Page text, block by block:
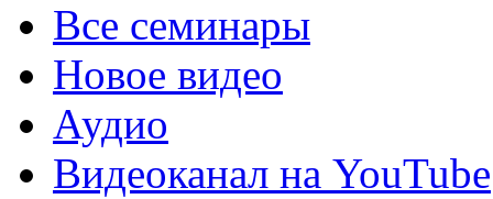
Все семинары
Новое видео
Аудио
Видеоканал на YouTube